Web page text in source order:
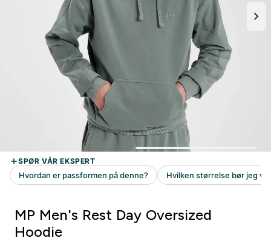
MP Men's Rest Day Oversized
Hoodie